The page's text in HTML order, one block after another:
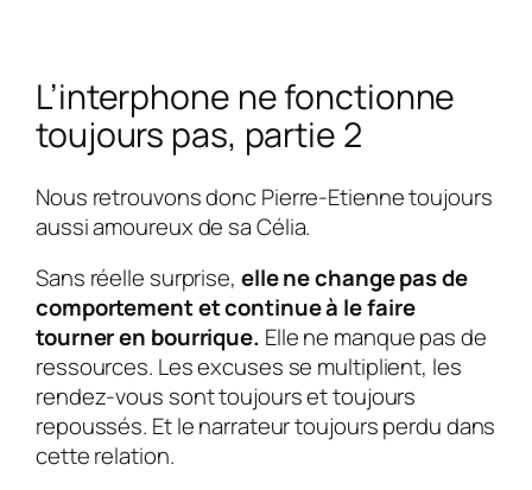
L’interphone ne fonctionne
toujours pas, partie 2
Nous retrouvons doncPierre-Etiennetoujours
aussi amoureux de saCélia.
Sans réelle surprise, elle ne change pas de
comportement et continue à le faire
tourner en bourrique. Elle ne manque pas de
ressources. Les excuses se multiplient, les
rendez-vous sont toujours et toujours
repoussés. Et le narrateur toujours perdu dans
cette relation.